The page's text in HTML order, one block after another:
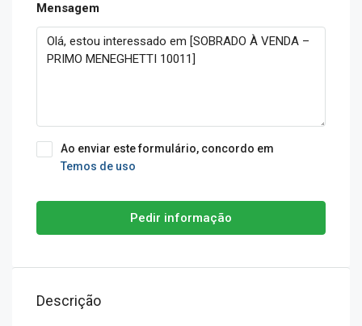
Mensagem
Ao enviar este formulário, concordo em
Temos de uso
Pedir informação
Descrição